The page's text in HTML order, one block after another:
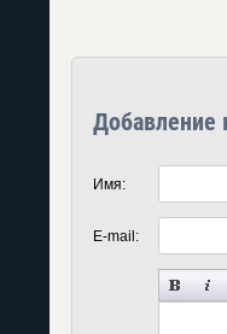
Добавление
Имя:
E-mail: